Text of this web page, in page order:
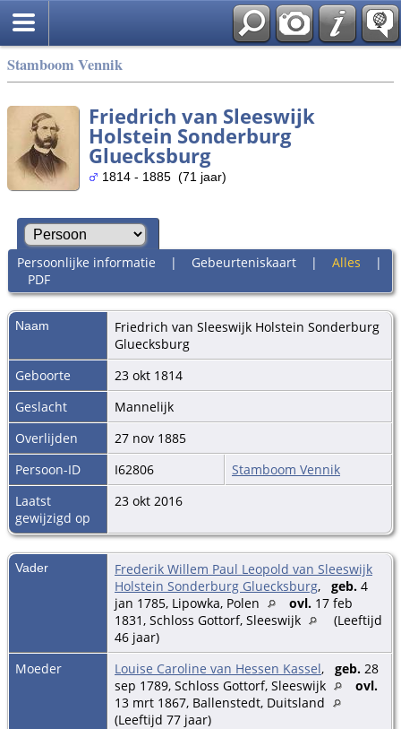
Stamboom Vennik
Friedrich van Sleeswijk
Holstein Sonderburg
Gluecksburg
1814 - 1885 (71 jaar)
Persoonlijke informatie | Gebeurteniskaart| Alles |
PDF
Naam Friedrich van Sleeswijk Holstein Sonderburg
Gluecksburg
Geboorte
23 okt 1814
Geslacht
Mannelijk
Overlijden
27 nov 1885
Persoon-ID
I62806
Stamboom Vennik
Laatst
gewijzigd op
23 okt 2016
Vader
Frederik Willem Paul Leopold van Sleeswijk
Holstein Sonderburg Gluecksburg, geb. 4
jan 1785, Lipowka, Polen
ovl. 17 feb
1831, Schloss Gottorf, Sleeswijk
(Leeftijd
46 jaar)
Moeder
Louise Caroline van Hessen Kassel, geb. 28
sep 1789, Schloss Gottorf, Sleeswijk
ovl.
13 mrt 1867, Ballenstedt, Duitsland
(Leeftijd 77 jaar)